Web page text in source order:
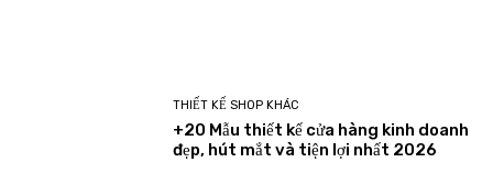
THIẾT KẾ SHOP KHÁC
+20 Mẫu thiết kế cửa hàng kinh doanh
đẹp, hút mắt và tiện lợi nhất 2026